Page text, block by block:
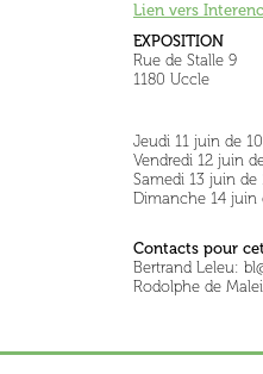
Lien vers
EXPOSITION
Rue de Stalle 9
1180 Uccle
Jeudi 11 juin de
Vendredi 12 juin
Samedi 13 juin
Dimanche 14 juin
Contacts pour
Bertrand Leleu:
Rodolphe de